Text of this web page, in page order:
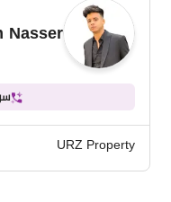
Nasser
URZ Property